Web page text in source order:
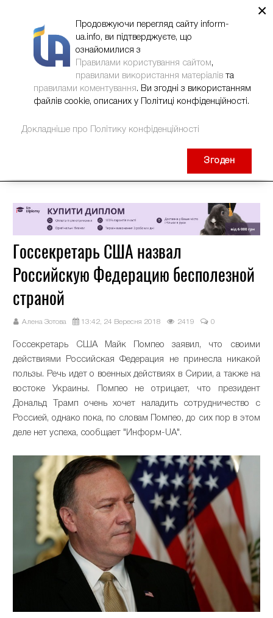
Госсекретарь США назвал
Российскую Федерацию бесполезной
страной
Алена Зотова 13:42, 24 Вересня 2018 2419 0
Госсекретарь США Майк Помпео заявил, что своими
действиями Российская Федерация не принесла никакой
пользы. Речь идет о военных действиях в Сирии, а также на
востоке Украины. Помпео не отрицает, что президент
Дональд Трамп очень хочет наладить сотрудничество с
Россией, однако пока, по словам Помпео, до сих пор в этом
деле нет успеха, сообщает "Информ-UA".
×
Продовжуючи перегляд сайту inform-
ua.info, ви підтверджуєте, що
ознайомилися з
Правилами користування сайтом,
правилами використання матеріалів та
правилами коментування. Ви згодні з використанням
файлів cookie, описаних у Політиці конфіденційності.
Докладніше про Політику конфіденційності
Згоден